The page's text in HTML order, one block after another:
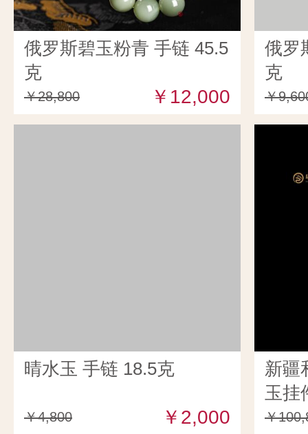
俄罗斯碧玉粉青 手链 45.5
克
￥28,800 ￥12,000
俄罗
克
￥
晴水玉 手链 18.5克
￥4,800 ￥2,000
新疆
玉挂
￥